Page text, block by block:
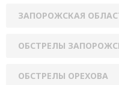
ЗАПОРОЖСКАЯ
ОБСТРЕЛЫ
ОБСТРЕЛЫ ОРЕХОВА